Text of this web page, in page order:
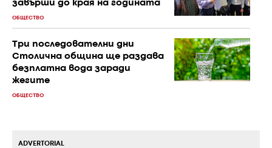
завърши до края на годината
ОБЩЕСТВО
Три последователни дни
Столична община ще раздава
безплатна вода заради
жегите
ОБЩЕСТВО
ADVERTORIAL